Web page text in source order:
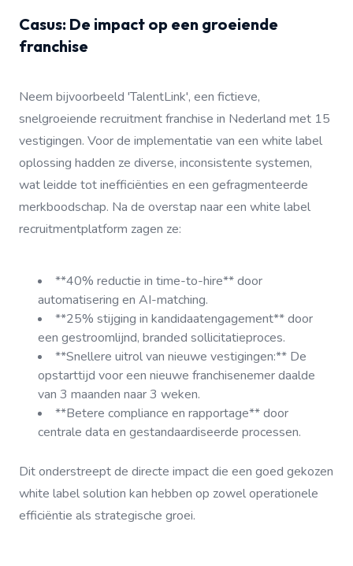
Casus: De impact op een groeiende
franchise
Neem bijvoorbeeld 'TalentLink', een fictieve,
snelgroeiende recruitment franchise in Nederland met 15
vestigingen. Voor de implementatie van een white label
oplossing hadden ze diverse, inconsistente systemen,
wat leidde tot inefficiënties en een gefragmenteerde
merkboodschap. Na de overstap naar een white label
recruitmentplatform zagen ze:
**40% reductie in time-to-hire** door
automatisering en AI-matching.
**25% stijging in kandidaatengagement** door
een gestroomlijnd, branded sollicitatieproces.
**Snellere uitrol van nieuwe vestigingen:** De
opstarttijd voor een nieuwe franchisenemer daalde
van 3 maanden naar 3 weken.
**Betere compliance en rapportage** door
centrale data en gestandaardiseerde processen.
Dit onderstreept de directe impact die een goed gekozen
white label solution kan hebben op zowel operationele
efficiëntie als strategische groei.